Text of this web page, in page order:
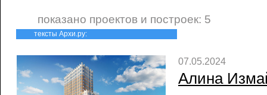
показано проектов и построек: 5
тексты Архи.ру:
07.05.2024
Алина